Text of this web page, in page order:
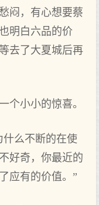
闷，有心想要蔡
明白六品的价
去了大夏城后再
个小小的惊喜。
什么不断的在使
好奇，你最近的
应有的价值。”